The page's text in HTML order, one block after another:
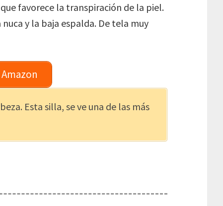
favorece la transpiración de la piel.
y la baja espalda. De tela muy
Esta silla, se ve una de las más